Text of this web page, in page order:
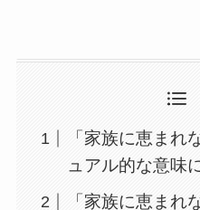
「家族に恵まれ
ュアル的な意味
「家族に恵まれ